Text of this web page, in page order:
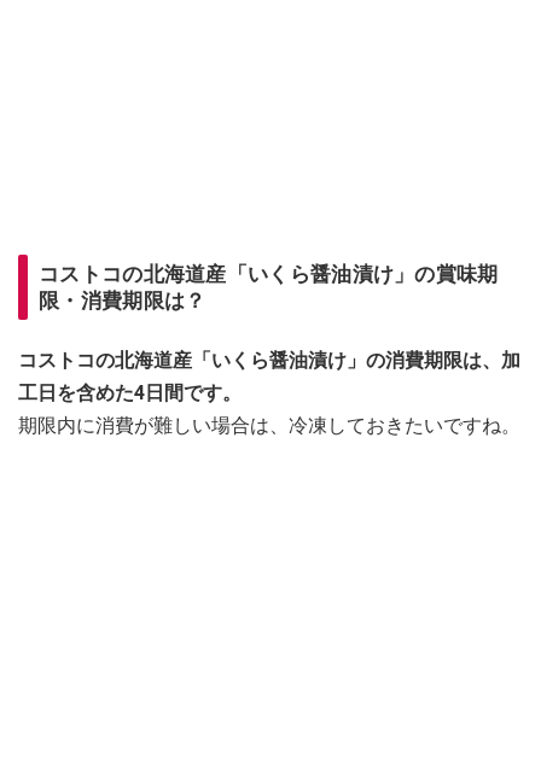
コストコの北海道産「いくら醤油漬け」の賞味期
限・消費期限は？
コストコの北海道産「いくら醤油漬け」の消費期限は、加
工日を含めた4日間です。
期限内に消費が難しい場合は、冷凍しておきたいですね。